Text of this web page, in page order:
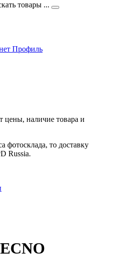
товары ...
Профиль
цены, наличие товара и
фотосклада, то доставку
Russia.